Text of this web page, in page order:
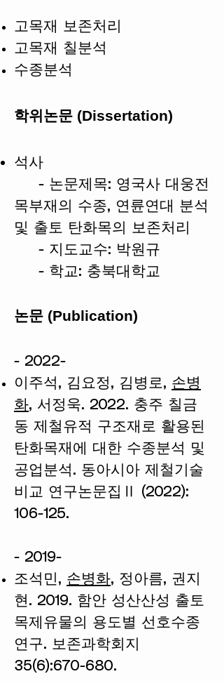
고목재 보존처리
고목재 칠분석
​수종분석
학위논문 (Dissertation)
석사
- 논문제목: 영국사 대웅전
목부재의 수종, 연륜연대 분석
및 출토 탄화목의 보존처리
- 지도교수: 박원규
- 학교: 충북대학교
논문 (Publication)
- 2022-
이주석, 김요정, 김병로, 손병
화, 서정욱. 2022. 충주 칠금
동 제철유적 구조재로 활용된
탄화목재에 대한 수종분석 및
공업분석. 동아시아 제철기술
비교 연구논문집Ⅱ (2022):
106-125.
- 2019-
조석민, 손병화, 정아름, 권지
현. 2019. 함안 성산산성 출토
목제유물의 용도별 선호수종
연구. 보존과학회지
35(6):670-680.